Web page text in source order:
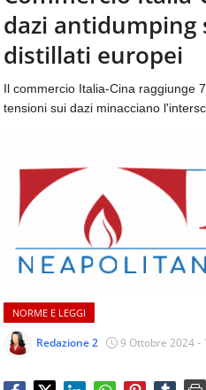
aggiornamenti
quotidiani
su
temi
come
ospitalità,
beverage,
catering
e
quotidiani
sul
dell'alimentazione,
dei
consumi
del
CONTATTI
dazi
distillati europei
Il commercio Italia-Cina raggiunge
tensioni sui dazi minacciano
NORME E LEGGI
Redazione 2 9 Ottobre 2024 -